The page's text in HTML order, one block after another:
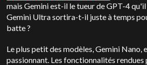
mais Gemini est-il le tueur de GPT-4 qu'il
Gemini Ultra sortira-t-il juste à temps
batte ?
Le plus petit des modèles, Gemini Nano,
passionnant. Les fonctionnalités rendues